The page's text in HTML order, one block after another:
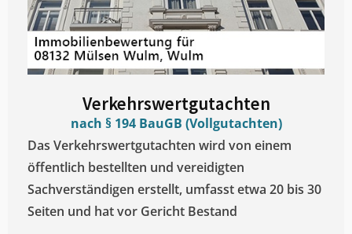
Verkehrswertgutachten
nach § 194 BauGB (Vollgutachten)
Das Verkehrswertgutachten wird von einem
öffentlich bestellten und vereidigten
Sachverständigen erstellt, umfasst etwa 20 bis 30
Seiten und hat vor Gericht Bestand